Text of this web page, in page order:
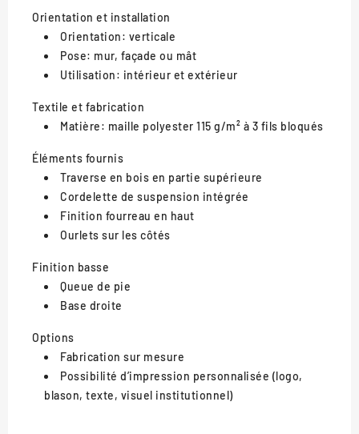
Orientation et installation
Orientation: verticale
Pose: mur, façade ou mât
Utilisation: intérieur et extérieur
Textile et fabrication
Matière: maille polyester 115 g/m² à 3 fils bloqués
Éléments fournis
Traverse en bois en partie supérieure
Cordelette de suspension intégrée
Finition fourreau en haut
Ourlets sur les côtés
Finition basse
Queue de pie
Base droite
Options
Fabrication sur mesure
Possibilité d’impression personnalisée (logo,
blason, texte, visuel institutionnel)